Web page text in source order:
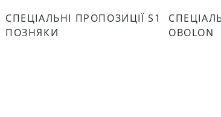
СПЕЦІАЛЬНІ ПРОПОЗИЦІЇ S1
ПОЗНЯКИ
OBOLON